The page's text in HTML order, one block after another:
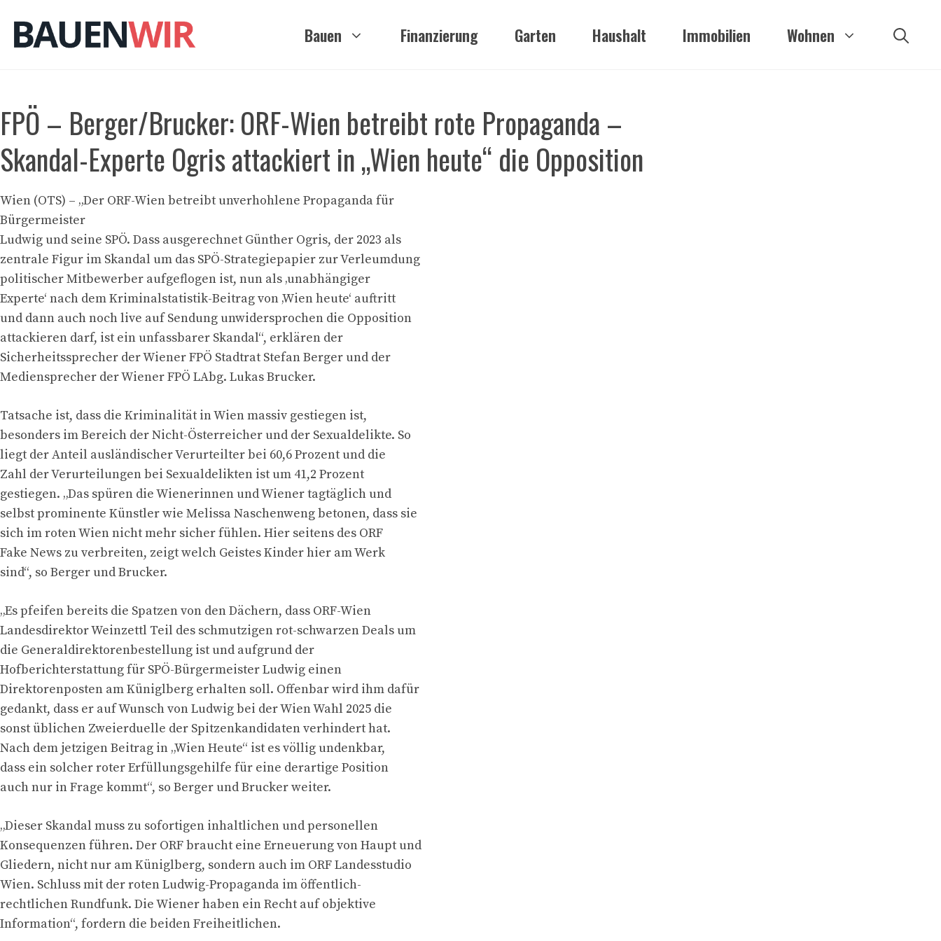
Inhalt
springen
Bauen Finanzierung Garten Haushalt Immobilien Wohnen
FPÖ – Berger/Brucker: ORF-Wien betreibt rote Propaganda –
Skandal-Experte Ogris attackiert in „Wien heute“ die Opposition
Wien (OTS) – „Der ORF-Wien betreibt unverhohlene Propaganda für
Bürgermeister
Ludwig und seine SPÖ. Dass ausgerechnet Günther Ogris, der 2023 als
zentrale Figur im Skandal um das SPÖ-Strategiepapier zur Verleumdung
politischer Mitbewerber aufgeflogen ist, nun als ‚unabhängiger
Experte‘ nach dem Kriminalstatistik-Beitrag von ‚Wien heute‘ auftritt
und dann auch noch live auf Sendung unwidersprochen die Opposition
attackieren darf, ist ein unfassbarer Skandal“, erklären der
Sicherheitssprecher der Wiener FPÖ Stadtrat Stefan Berger und der
Mediensprecher der Wiener FPÖ LAbg. Lukas Brucker.
Tatsache ist, dass die Kriminalität in Wien massiv gestiegen ist,
besonders im Bereich der Nicht-Österreicher und der Sexualdelikte. So
liegt der Anteil ausländischer Verurteilter bei 60,6 Prozent und die
Zahl der Verurteilungen bei Sexualdelikten ist um 41,2 Prozent
gestiegen. „Das spüren die Wienerinnen und Wiener tagtäglich und
selbst prominente Künstler wie Melissa Naschenweng betonen, dass sie
sich im roten Wien nicht mehr sicher fühlen. Hier seitens des ORF
Fake News zu verbreiten, zeigt welch Geistes Kinder hier am Werk
sind“, so Berger und Brucker.
„Es pfeifen bereits die Spatzen von den Dächern, dass ORF-Wien
Landesdirektor Weinzettl Teil des schmutzigen rot-schwarzen Deals um
die Generaldirektorenbestellung ist und aufgrund der
Hofberichterstattung für SPÖ-Bürgermeister Ludwig einen
Direktorenposten am Küniglberg erhalten soll. Offenbar wird ihm dafür
gedankt, dass er auf Wunsch von Ludwig bei der Wien Wahl 2025 die
sonst üblichen Zweierduelle der Spitzenkandidaten verhindert hat.
Nach dem jetzigen Beitrag in „Wien Heute“ ist es völlig undenkbar,
dass ein solcher roter Erfüllungsgehilfe für eine derartige Position
auch nur in Frage kommt“, so Berger und Brucker weiter.
„Dieser Skandal muss zu sofortigen inhaltlichen und personellen
Konsequenzen führen. Der ORF braucht eine Erneuerung von Haupt und
Gliedern, nicht nur am Küniglberg, sondern auch im ORF Landesstudio
Wien. Schluss mit der roten Ludwig-Propaganda im öffentlich-
rechtlichen Rundfunk. Die Wiener haben ein Recht auf objektive
Information“, fordern die beiden Freiheitlichen.